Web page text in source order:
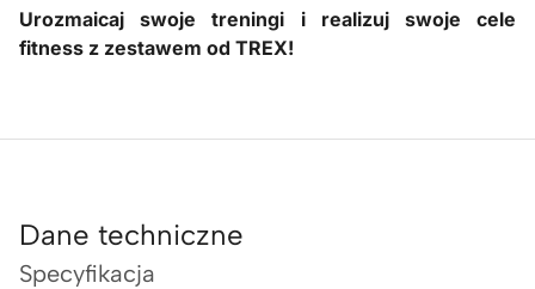
Urozmaicaj swoje treningi i realizuj swoje cele
fitness z zestawem od TREX!
Dane techniczne
Specyfikacja